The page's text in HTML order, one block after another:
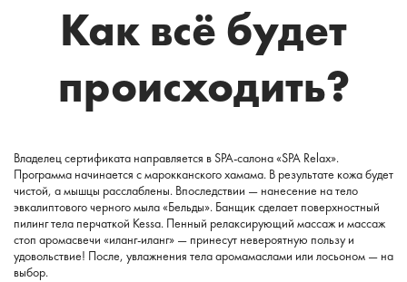
Как всё будет
происходить?
Владелец сертификата направляется в SPA-салона «SPA Relax».
Программа начинается с марокканского хамама. В результате кожа будет
чистой, а мышцы расслаблены. Впоследствии — нанесение на тело
эвкалиптового черного мыла «Бельды». Банщик сделает поверхностный
пилинг тела перчаткой Kessa. Пенный релаксирующий массаж и массаж
стоп аромасвечи «иланг-иланг» — принесут невероятную пользу и
удовольствие! После, увлажнения тела аромамаслами или лосьоном — на
выбор.